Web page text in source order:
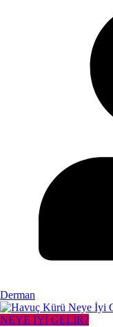
Derman
NEYE İYİ GELİR?